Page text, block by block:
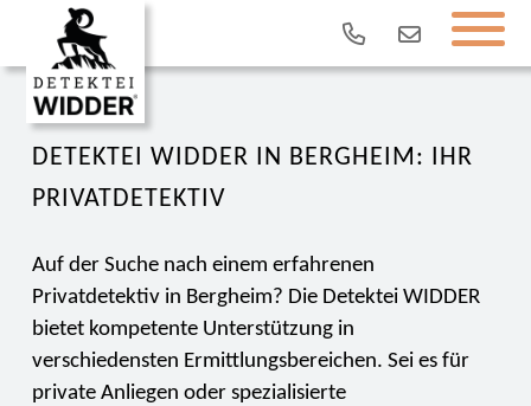
DETEKTEI WIDDER IN BERGHEIM: IHR
PRIVATDETEKTIV
Auf der Suche nach einem erfahrenen
Privatdetektiv in Bergheim? Die Detektei WIDDER
bietet kompetente Unterstützung in
verschiedensten Ermittlungsbereichen. Sei es für
private Anliegen oder spezialisierte